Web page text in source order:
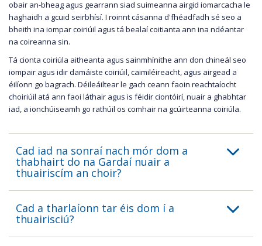
obair an-bheag agus gearrann siad suimeanna airgid iomarcacha le
haghaidh a gcuid seirbhísí. I roinnt cásanna d'fhéadfadh sé seo a
bheith ina iompar coiriúil agus tá bealaí coitianta ann ina ndéantar
na coireanna sin.
Tá cionta coiriúla aitheanta agus sainmhínithe ann don chineál seo
iompair agus idir damáiste coiriúil, caimiléireacht, agus airgead a
éilíonn go bagrach. Déileáiltear le gach ceann faoin reachtaíocht
choiriúil atá ann faoi láthair agus is féidir ciontóirí, nuair a ghabhtar
iad, a ionchúiseamh go rathúil os comhair na gcúirteanna coiriúla.
Cad iad na sonraí nach mór dom a
thabhairt do na Gardaí nuair a
thuairiscím an choir?
Cad a tharlaíonn tar éis dom í a
thuairisciú?